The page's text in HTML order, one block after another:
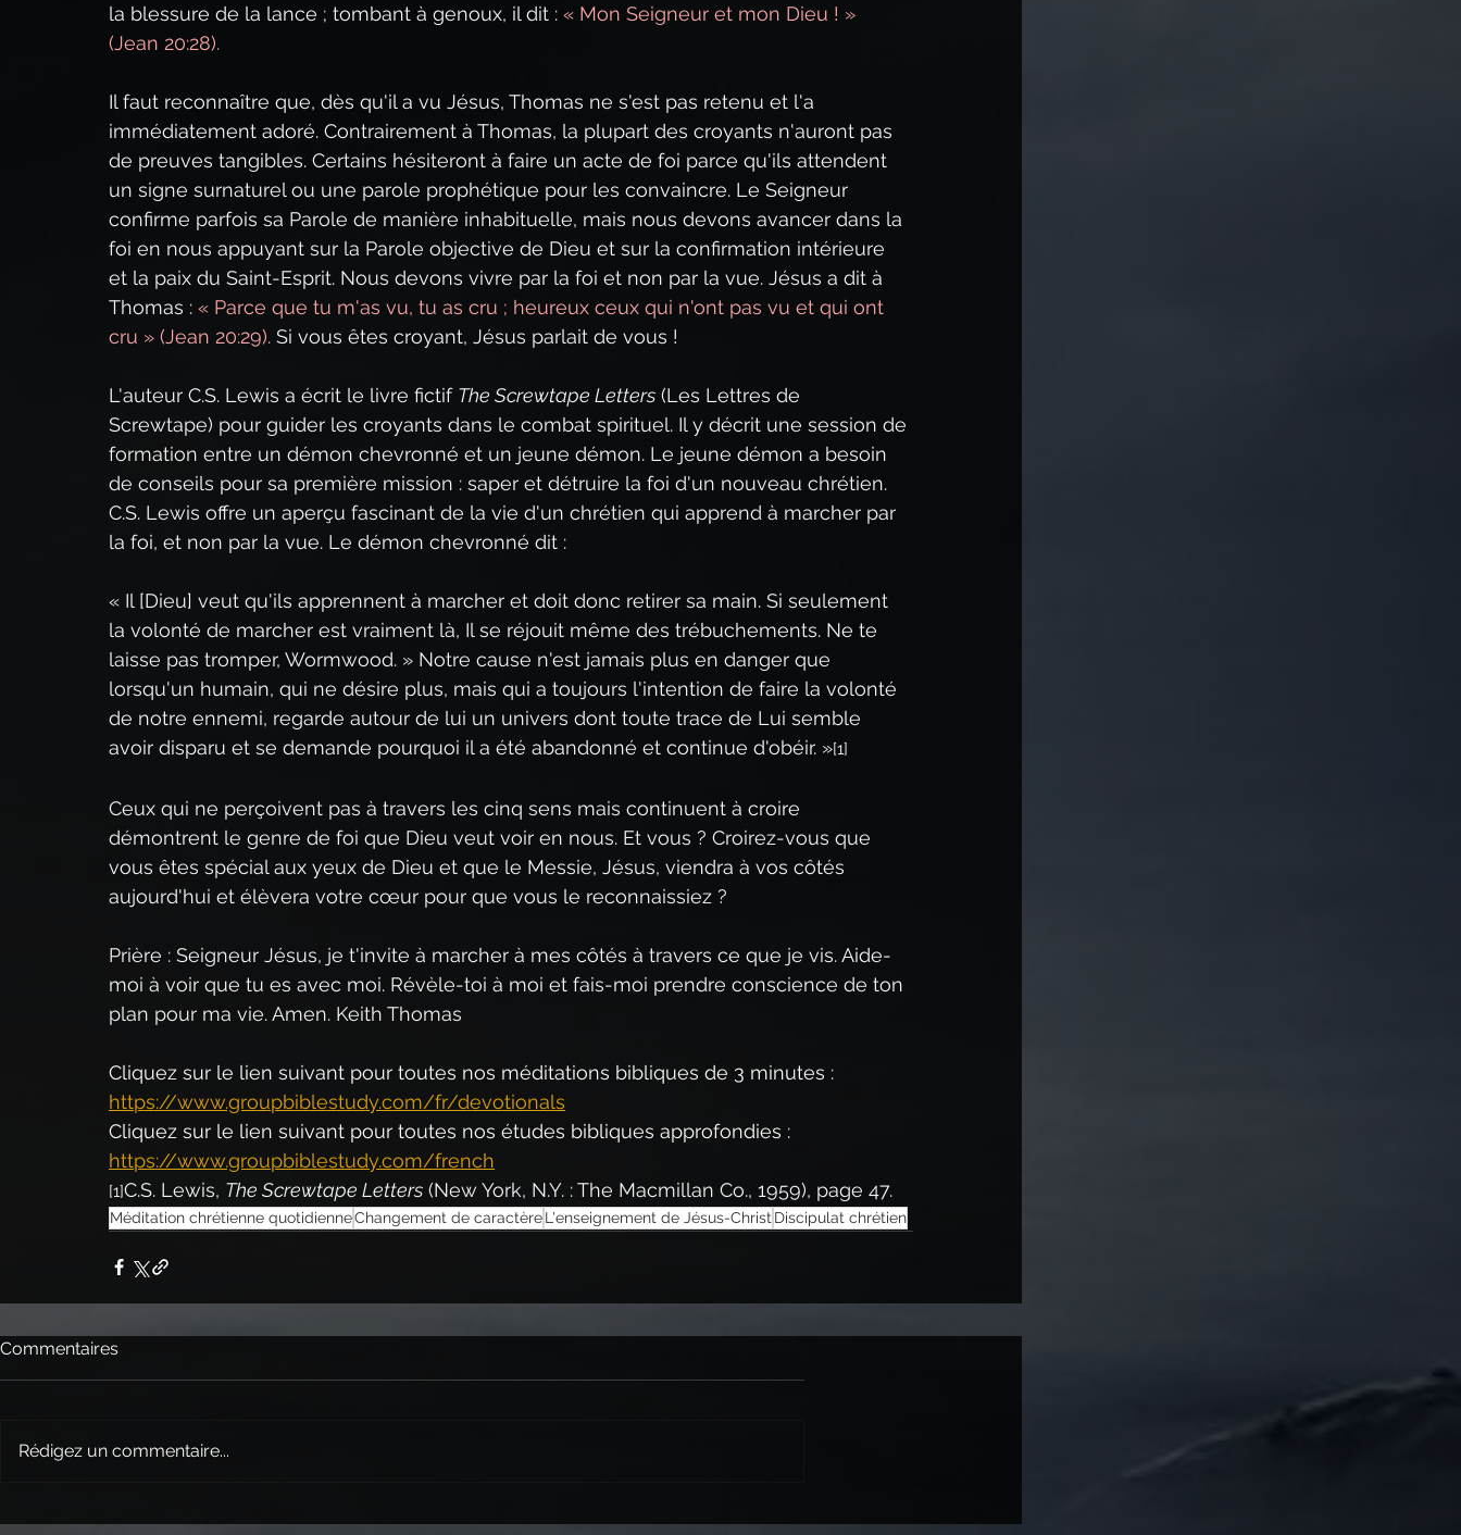
la blessure de la lance ; tombant à genoux, il dit : « Mon Seigneur et mon Dieu ! »
(Jean 20:28).
Il faut reconnaître que, dès qu'il a vu Jésus, Thomas ne s'est pas retenu et l'a
immédiatement adoré. Contrairement à Thomas, la plupart des croyants n'auront pas
de preuves tangibles. Certains hésiteront à faire un acte de foi parce qu'ils attendent
un signe surnaturel ou une parole prophétique pour les convaincre. Le Seigneur
confirme parfois sa Parole de manière inhabituelle, mais nous devons avancer dans la
foi en nous appuyant sur la Parole objective de Dieu et sur la confirmation intérieure
et la paix du Saint-Esprit. Nous devons vivre par la foi et non par la vue. Jésus a dit à
Thomas : « Parce que tu m'as vu, tu as cru ; heureux ceux qui n'ont pas vu et qui ont
cru » (Jean 20:29). Si vous êtes croyant, Jésus parlait de vous !
L'auteur C.S. Lewis a écrit le livre fictif The Screwtape Letters (Les Lettres de
Screwtape) pour guider les croyants dans le combat spirituel. Il y décrit une session de
formation entre un démon chevronné et un jeune démon. Le jeune démon a besoin
de conseils pour sa première mission : saper et détruire la foi d'un nouveau chrétien.
C.S. Lewis offre un aperçu fascinant de la vie d'un chrétien qui apprend à marcher par
la foi, et non par la vue. Le démon chevronné dit :
« Il [Dieu] veut qu'ils apprennent à marcher et doit donc retirer sa main. Si seulement
la volonté de marcher est vraiment là, Il se réjouit même des trébuchements. Ne te
laisse pas tromper, Wormwood. » Notre cause n'est jamais plus en danger que
lorsqu'un humain, qui ne désire plus, mais qui a toujours l'intention de faire la volonté
de notre ennemi, regarde autour de lui un univers dont toute trace de Lui semble
avoir disparu et se demande pourquoi il a été abandonné et continue d'obéir. »[1]
Ceux qui ne perçoivent pas à travers les cinq sens mais continuent à croire
démontrent le genre de foi que Dieu veut voir en nous. Et vous ? Croirez-vous que
vous êtes spécial aux yeux de Dieu et que le Messie, Jésus, viendra à vos côtés
aujourd'hui et élèvera votre cœur pour que vous le reconnaissiez ?
Prière : Seigneur Jésus, je t'invite à marcher à mes côtés à travers ce que je vis. Aide-
moi à voir que tu es avec moi. Révèle-toi à moi et fais-moi prendre conscience de ton
plan pour ma vie. Amen. Keith Thomas
Cliquez sur le lien suivant pour toutes nos méditations bibliques de 3 minutes :
https://www.groupbiblestudy.com/fr/devotionals
Cliquez sur le lien suivant pour toutes nos études bibliques approfondies :
https://www.groupbiblestudy.com/french
[1]C.S. Lewis, The Screwtape Letters (New York, N.Y. : The Macmillan Co., 1959), page 47.
Méditation chrétienne quotidienneChangement de caractèreL'enseignement de Jésus-Christ Discipulat chrétien
Commentaires
Rédigez un commentaire...